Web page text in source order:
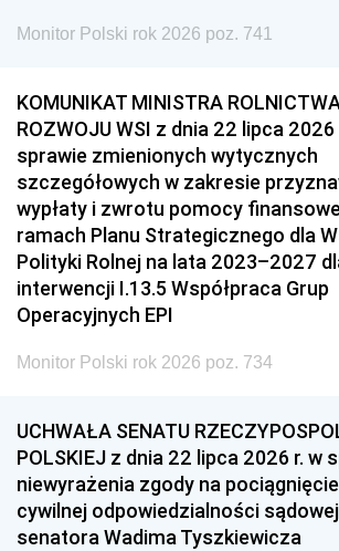
Monitor Polski rok 2026 poz. 741
KOMUNIKAT MINISTRA
ROZWOJU WSI z dnia 22 lipca 2026
sprawie zmienionych wytycznych
szczegółowych w zakresie
wypłaty i zwrotu pomocy
ramach Planu Strategicznego dla
Polityki Rolnej na lata 2023–2027
interwencji I.13.5 Współpraca Grup
Operacyjnych EPI
Monitor Polski rok 2026 poz. 734
UCHWAŁA SENATU
POLSKIEJ z dnia 22 lipca 2026 r. w
niewyrażenia zgody na
cywilnej odpowiedzialności sądowej
senatora Wadima Tyszkiewicza